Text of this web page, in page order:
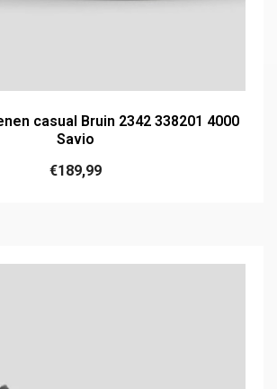
casual Bruin 2342 338201 4000
Savio
€189,99